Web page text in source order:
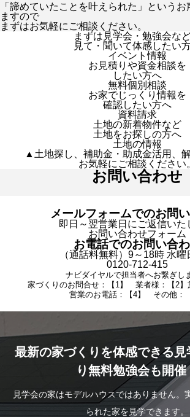
「諦めていたことを叶えられた」というお
ますので
まずはお気軽にご相談ください。
まずは見学会・勉強会な
見て・聞いて体感したい
イベント情報
お見積りや資金相談を
したい方へ
無料個別相談
お家でじっくり情報を
確認したい方へ
資料請求
土地の新着物件など
土地をお探しの方へ
土地の情報
▲土地探し、補助金・助成金活用、
お気軽にご相談ください
お問い合わせ
メールフォームでのお問
即日～翌営業日にご返信いた
お問い合わせフォーム
お電話でのお問い合
（通話料無料）9～18時 水曜
0120-712-415
ナビダイヤルで担当者へお繋ぎし
家づくりのお問合せ：【1】 業者様：【2
営業のお電話：【4】 その他：【
最新の家づくりを体感できる見
り無料勉強会も開催
見学会の家はモデルハウスではありません。
られた家を見学できます。